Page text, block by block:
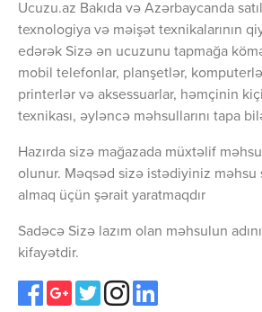
Ucuzu.az Bakıda və Azərbaycanda
texnologiya və məişət texnikalarının
edərək Sizə ən ucuzunu tapmağa
mobil telefonlar, planşetlər,
printerlər və aksessuarlar, həmçinin
texnikası, əyləncə məhsullarını tapa
Hazırda sizə mağazada müxtəlif
olunur. Məqsəd sizə istədiyiniz
almaq üçün şərait yaratmaqdır
Sadəcə Sizə lazım olan məhsulun
kifayətdir.